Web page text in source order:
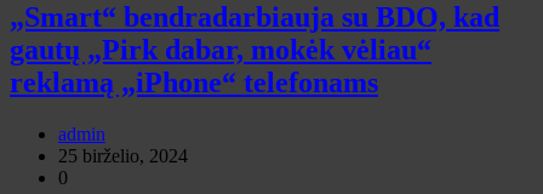
„Smart“ bendradarbiauja su BDO, kad
gautų „Pirk dabar, mokėk vėliau“
reklamą „iPhone“ telefonams
admin
25 birželio, 2024
0